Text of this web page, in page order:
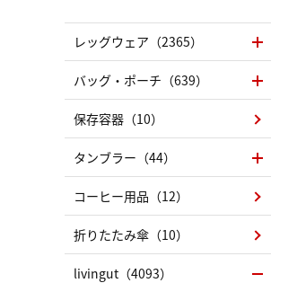
レッグウェア（2365）
バッグ・ポーチ（639）
保存容器（10）
タンブラー（44）
コーヒー用品（12）
折りたたみ傘（10）
livingut（4093）